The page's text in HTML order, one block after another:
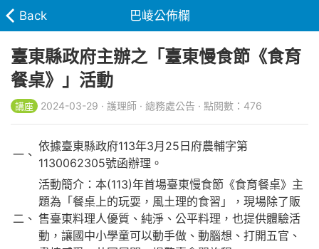
Back 巴崚公佈欄
臺東縣政府主辦之「臺東慢食節《食育
餐桌》」活動
講座 2024-03-29 · 護理師 · 總務處公告 · 點閱數：476
一、
依據臺東縣政府113年3月25日府農輔字第
1130062305號函辦理。
二、
活動簡介：本(113)年首場臺東慢食節《食育餐桌》主
題為「餐桌上的玩耍，風土理的食習」，現場除了販
售臺東料理人優質、純淨、公平料理，也提供體驗活
動，讓國中小學童可以動手做、動腦想、打開五官、